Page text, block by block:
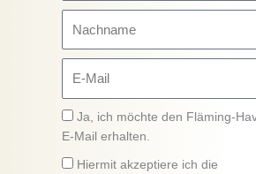
Mail
Hinweis
Ja, ich möchte den Fläming-
E-Mail erhalten.
Datenschutz
Hiermit akzeptiere ich die